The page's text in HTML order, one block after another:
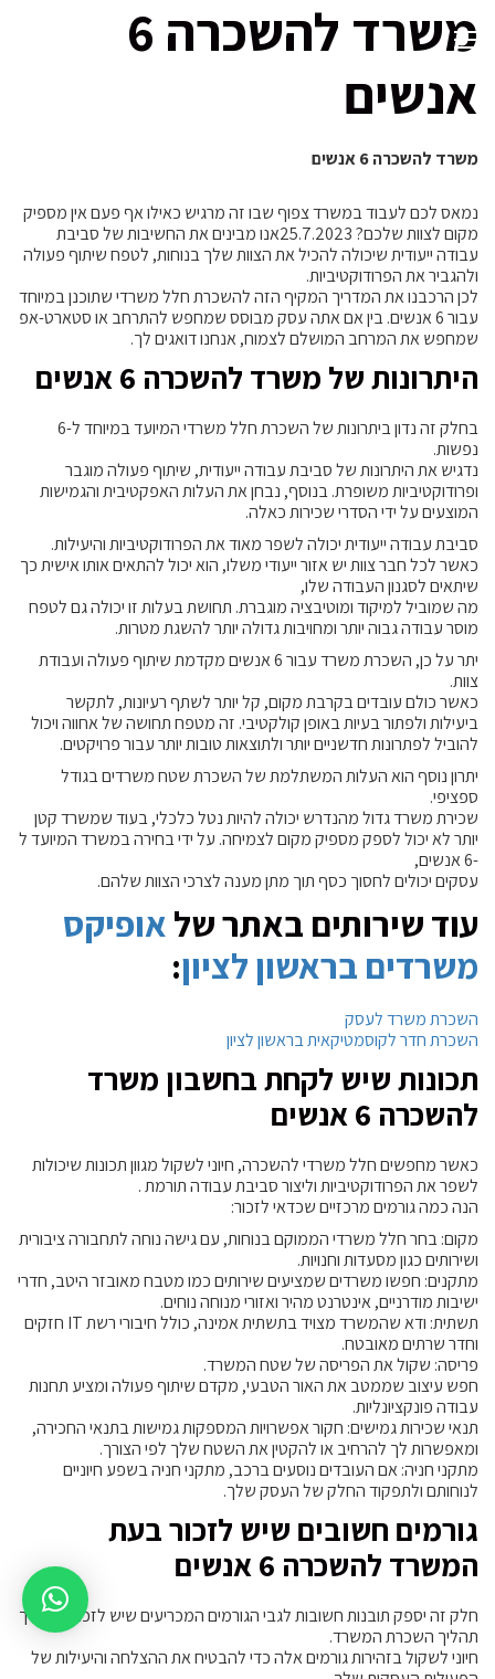
משרד להשכרה 6
אנשים
משרד להשכרה 6 אנשים
נמאס לכם לעבוד במשרד צפוף שבו זה מרגיש כאילו אף פעם אין מספיק
מקום לצוות שלכם? 25.7.2023אנו מבינים את החשיבות של סביבת
עבודה ייעודית שיכולה להכיל את הצוות שלך בנוחות, לטפח שיתוף פעולה
ולהגביר את הפרודוקטיביות.
לכן הרכבנו את המדריך המקיף הזה להשכרת חלל משרדי שתוכנן במיוחד
עבור 6 אנשים. בין אם אתה עסק מבוסס שמחפש להתרחב או סטארט-אפ
שמחפש את המרחב המושלם לצמוח, אנחנו דואגים לך.
היתרונות של משרד להשכרה 6 אנשים
בחלק זה נדון ביתרונות של השכרת חלל משרדי המיועד במיוחד ל-6
נפשות.
נדגיש את היתרונות של סביבת עבודה ייעודית, שיתוף פעולה מוגבר
ופרודוקטיביות משופרת. בנוסף, נבחן את העלות האפקטיבית והגמישות
המוצעים על ידי הסדרי שכירות כאלה.
סביבת עבודה ייעודית יכולה לשפר מאוד את הפרודוקטיביות והיעילות.
כאשר לכל חבר צוות יש אזור ייעודי משלו, הוא יכול להתאים אותו אישית כך
שיתאים לסגנון העבודה שלו,
מה שמוביל למיקוד ומוטיבציה מוגברת. תחושת בעלות זו יכולה גם לטפח
מוסר עבודה גבוה יותר ומחויבות גדולה יותר להשגת מטרות.
יתר על כן, השכרת משרד עבור 6 אנשים מקדמת שיתוף פעולה ועבודת
צוות.
כאשר כולם עובדים בקרבת מקום, קל יותר לשתף רעיונות, לתקשר
ביעילות ולפתור בעיות באופן קולקטיבי. זה מטפח תחושה של אחווה ויכול
להוביל לפתרונות חדשניים יותר ולתוצאות טובות יותר עבור פרויקטים.
יתרון נוסף הוא העלות המשתלמת של השכרת שטח משרדים בגודל
ספציפי.
שכירת משרד גדול מהנדרש יכולה להיות נטל כלכלי, בעוד שמשרד קטן
יותר לא יכול לספק מספיק מקום לצמיחה. על ידי בחירה במשרד המיועד ל
-6 אנשים,
עסקים יכולים לחסוך כסף תוך מתן מענה לצרכי הצוות שלהם.
עוד שירותים באתר שלאופיקס
משרדים בראשון לציון:
השכרת משרד לעסק
השכרת חדר לקוסמטיקאית בראשון לציון
תכונות שיש לקחת בחשבון משרד
להשכרה 6 אנשים
כאשר מחפשים חלל משרדי להשכרה, חיוני לשקול מגוון תכונות שיכולות
לשפר את הפרודוקטיביות וליצור סביבת עבודה תורמת .
הנה כמה גורמים מרכזיים שכדאי לזכור:
מקום: בחר חלל משרדי הממוקם בנוחות, עם גישה נוחה לתחבורה ציבורית
ושירותים כגון מסעדות וחנויות.
מתקנים: חפשו משרדים שמציעים שירותים כמו מטבח מאובזר היטב, חדרי
ישיבות מודרניים, אינטרנט מהיר ואזורי מנוחה נוחים.
תשתית: ודא שהמשרד מצויד בתשתית אמינה, כולל חיבורי רשת IT חזקים
וחדר שרתים מאובטח.
פריסה: שקול את הפריסה של שטח המשרד.
חפש עיצוב שממטב את האור הטבעי, מקדם שיתוף פעולה ומציע תחנות
עבודה פונקציונליות.
תנאי שכירות גמישים: חקור אפשרויות המספקות גמישות בתנאי החכירה,
ומאפשרות לך להרחיב או להקטין את השטח שלך לפי הצורך.
מתקני חניה: אם העובדים נוסעים ברכב, מתקני חניה בשפע חיוניים
לנוחותם ולתפקוד החלק של העסק שלך.
גורמים חשובים שיש לזכור בעת
המשרד להשכרה 6 אנשים
חלק זה יספק תובנות חשובות לגבי הגורמים המכריעים שיש לזכור במהלך
תהליך השכרת המשרד.
חיוני לשקול בזהירות גורמים אלה כדי להבטיח את ההצלחה והיעילות של